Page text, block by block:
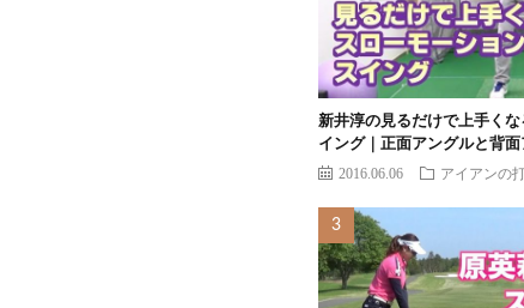
新井淳の見るだけで上手く
イング｜正面アングルと背面
2016.06.06 アイアンの